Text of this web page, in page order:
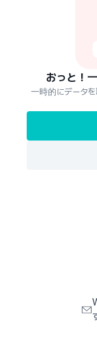
おっと！
一時的にデータ